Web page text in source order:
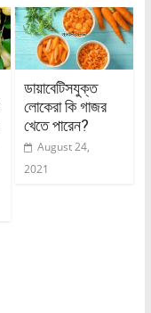
ডায়াবেটিসযুক্ত
লোকেরা কি গাজর
খেতে পারেন?
August 24,
2021